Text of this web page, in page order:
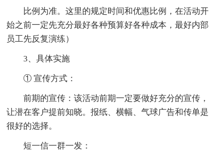
比例为准。这里的规定时间和优惠比例，在活动开
始之前一定先充分最好各种预算好各种成本，最好内部
员工先反复演练）
3、具体实施
① 宣传方式：
前期的宣传：该活动前期一定要做好充分的宣传，
让潜在客户提前知晓。报纸、横幅、气球广告和传单是
很好的选择。
短一信一群一发：